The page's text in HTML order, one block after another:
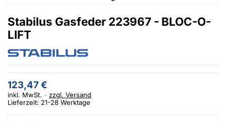
Stabilus Gasfeder 223967 - BLOC-O-
LIFT
123,47 €
inkl. MwSt.
zzgl. Versand
Lieferzeit: 21-28 Werktage